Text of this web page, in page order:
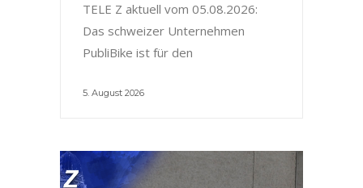
TELE Z aktuell vom 05.08.2026:
Das schweizer Unternehmen
PubliBike ist für den
5. August 2026